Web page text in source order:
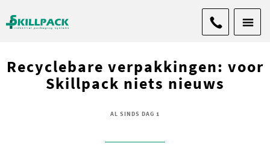
Recyclebare verpakkingen: voor
Skillpack niets nieuws
AL SINDS DAG 1